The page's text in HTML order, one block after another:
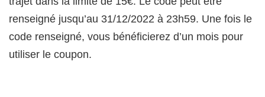
renseigné jusqu’au 31/12/2022 à 23h59. Une fois le
code renseigné, vous bénéficierez d’un mois pour
utiliser le coupon.